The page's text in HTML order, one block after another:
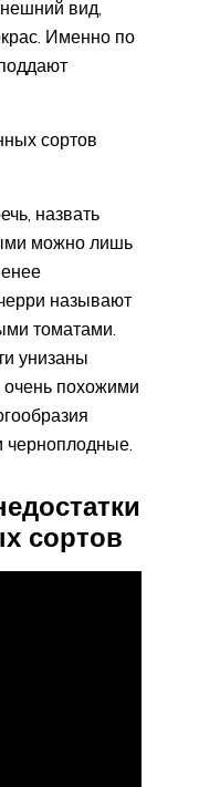
вид,
Именно по
сортов
назвать
можно лишь
называют
томатами.
унизаны
похожими
черноплодные.
сортов